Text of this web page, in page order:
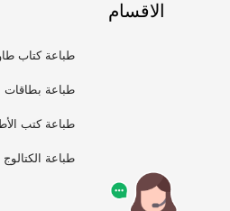
الاقسام
طباعة كتاب
طباعة بطاقات
طباعة كتب
طباعة